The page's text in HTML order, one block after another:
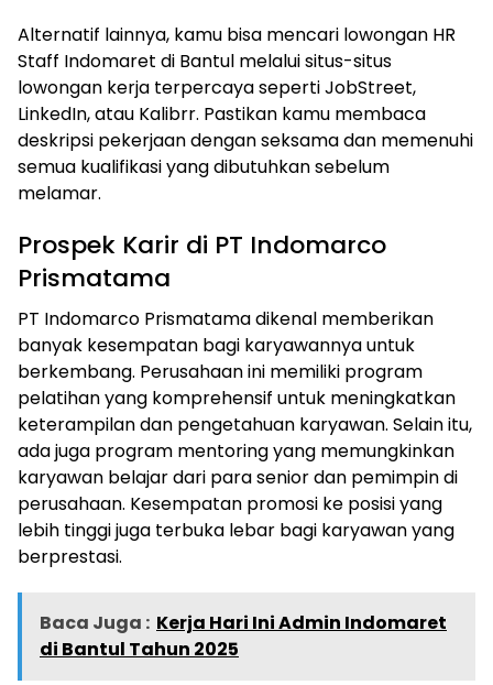
Alternatif lainnya, kamu bisa mencari lowongan HR
Staff Indomaret di Bantul melalui situs-situs
lowongan kerja terpercaya seperti JobStreet,
LinkedIn, atau Kalibrr. Pastikan kamu membaca
deskripsi pekerjaan dengan seksama dan memenuhi
semua kualifikasi yang dibutuhkan sebelum
melamar.
Prospek Karir di PT Indomarco
Prismatama
PT Indomarco Prismatama dikenal memberikan
banyak kesempatan bagi karyawannya untuk
berkembang. Perusahaan ini memiliki program
pelatihan yang komprehensif untuk meningkatkan
keterampilan dan pengetahuan karyawan. Selain itu,
ada juga program mentoring yang memungkinkan
karyawan belajar dari para senior dan pemimpin di
perusahaan. Kesempatan promosi ke posisi yang
lebih tinggi juga terbuka lebar bagi karyawan yang
berprestasi.
Baca Juga : Kerja Hari Ini Admin Indomaret
di Bantul Tahun 2025